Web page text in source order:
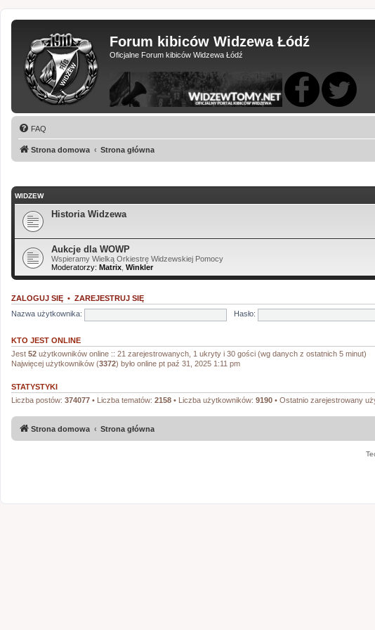
Forum kibiców Widzewa Łódź
Oficjalne Forum kibiców Widzewa Łódź
FAQ
Strona domowa Strona główna
WIDZEW
Historia Widzewa
Aukcje dla WOWP
Wspieramy Wielką Orkiestrę Widzewskiej Pomocy
Moderatorzy: Matrix Winkler
ZALOGUJ SIĘ • ZAREJESTRUJ SIĘ
Nazwa użytkownika:
Hasło:
KTO JEST ONLINE
Jest 52 użytkowników online :: 21 zarejestrowanych, 1 ukryty i 30 gości (wg danych z ostatnich 5 minut)
Najwięcej użytkowników (3372) było online pt paź 31, 2025 1:11 pm
STATYSTYKI
Liczba postów: 374077 • Liczba tematów: 2158 • Liczba użytkowników: 9190 • Ostatnio zarejestrowany
Strona domowa Strona główna